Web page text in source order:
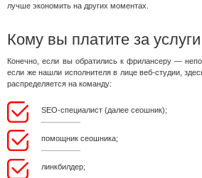
лучше экономить на других моментах.
Кому вы платите за услуги
Конечно, если вы обратились к фрилансеру —
если же нашли исполнителя в лице веб-студии,
распределяется на команду:
SEO-специалист (далее сеошник);
помощник сеошника;
линкбилдер;